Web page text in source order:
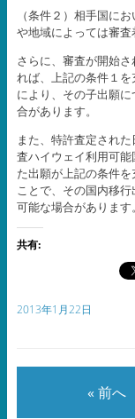
（条件２）相手国に
や地域によっては審査
さらに、審査が開始
れば、上記の条件１
により、その子出願
合があります。
また、特許査定され
査ハイウェイ利用可
た出願が上記の条件
ことで、その国内移
可能な場合があります。
共有:
2013年1月22日
« 前へ